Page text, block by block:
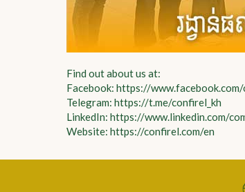
Find out about us at:
Facebook: https://
Telegram: https://t.me/confirel_kh
LinkedIn: https://www.linkedin.com/
Website: https://confirel.com/en